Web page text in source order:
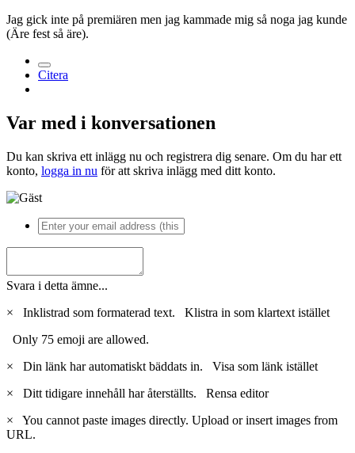
Jag gick inte på premiären men jag kammade mig så noga jag kunde
(Äre fest så äre).
Citera
Var med i konversationen
Du kan skriva ett inlägg nu och registrera dig senare. Om du har ett
konto, logga in nu för att skriva inlägg med ditt konto.
Svara i detta ämne...
×
Inklistrad som formaterad text. Klistra in som klartext istället
Only 75 emoji are allowed.
×
Din länk har automatiskt bäddats in. Visa som länk istället
×
Ditt tidigare innehåll har återställts. Rensa editor
×
You cannot paste images directly. Upload or insert images from
URL.